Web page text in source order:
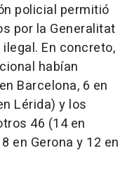
policial permitió
por la Generalitat
En concreto,
habían
Barcelona, 6 en
Lérida) y los
46 (14 en
en Gerona y 12 en